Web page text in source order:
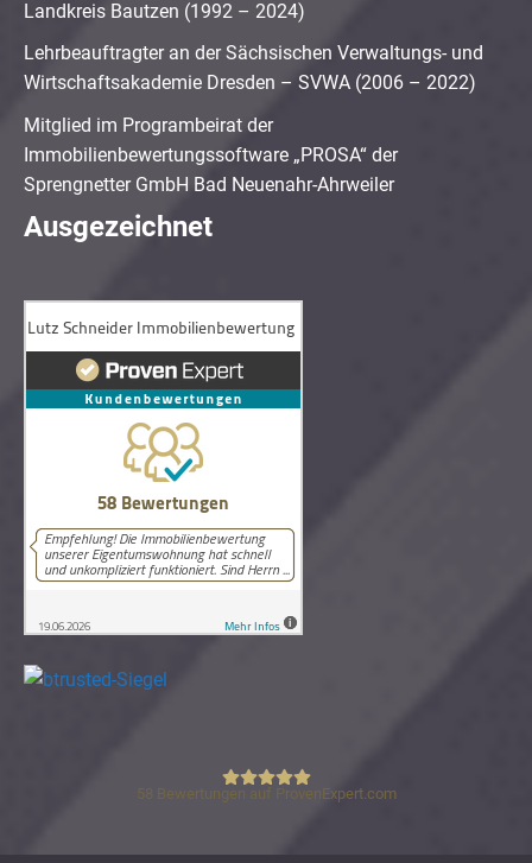
Landkreis Bautzen (1992 – 2024)
Lehrbeauftragter an der Sächsischen Verwaltungs- und
Wirtschaftsakademie Dresden – SVWA (2006 – 2022)
Mitglied im Programbeirat der
Immobilienbewertungssoftware „PROSA“ der
Sprengnetter GmbH Bad Neuenahr-Ahrweiler
Ausgezeichnet
Lutz Schneider Immobilienbewertung
58 Bewertungen auf ProvenExpert.com